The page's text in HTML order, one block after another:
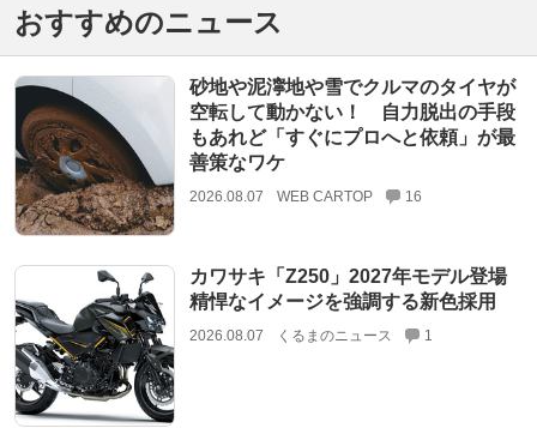
おすすめのニュース
砂地や泥濘地や雪でクルマのタイヤが
空転して動かない！ 自力脱出の手段
もあれど「すぐにプロへと依頼」が最
善策なワケ
2026.08.07 WEB CARTOP 16
カワサキ「Z250」2027年モデル登場
精悍なイメージを強調する新色採用
2026.08.07 くるまのニュース 1